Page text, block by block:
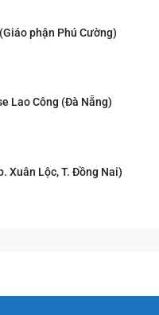
phận Phú Cường)
Lao Công (Đà Nẵng)
Xuân Lộc, T. Đồng Nai)